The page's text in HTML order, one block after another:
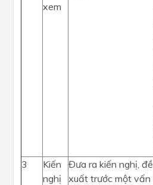
xem
3
Kiến
nghị
Đưa ra kiến nghị, đề
xuất trước một vấn